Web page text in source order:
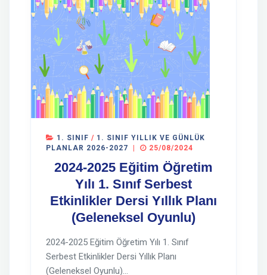
1. SINIF / 1. SINIF YILLIK VE GÜNLÜK
PLANLAR 2026-2027
25/08/2024
2024-2025 Eğitim Öğretim
Yılı 1. Sınıf Serbest
Etkinlikler Dersi Yıllık Planı
(Geleneksel Oyunlu)
2024-2025 Eğitim Öğretim Yılı 1. Sınıf
Serbest Etkinlikler Dersi Yıllık Planı
(Geleneksel Oyunlu)...